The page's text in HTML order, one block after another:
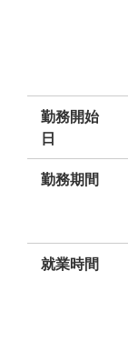
勤務開始
日
勤務期間
就業時間